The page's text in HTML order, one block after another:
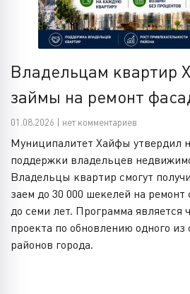
Владельцам квартир
займы на ремонт
01.08.2026 | нет комментариев
Муниципалитет Хайфы утвердил
поддержки владельцев
Владельцы квартир смогут
заем до 30 000 шекелей на
до семи лет. Программа является
проекта по обновлению одного
районов города.